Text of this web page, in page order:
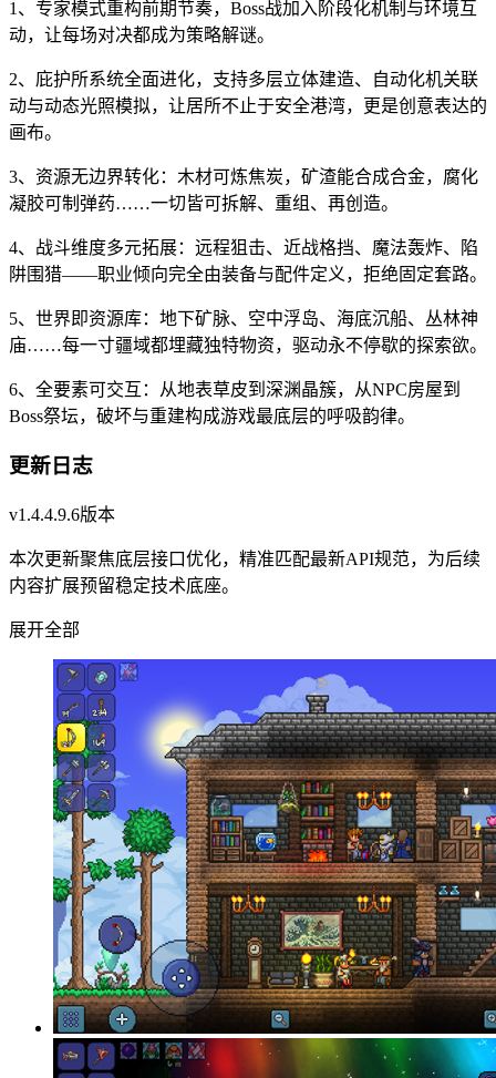
1、专家模式重构前期节奏，Boss战加入阶段化机制与环境互
动，让每场对决都成为策略解谜。
2、庇护所系统全面进化，支持多层立体建造、自动化机关联
动与动态光照模拟，让居所不止于安全港湾，更是创意表达的
画布。
3、资源无边界转化：木材可炼焦炭，矿渣能合成合金，腐化
凝胶可制弹药……一切皆可拆解、重组、再创造。
4、战斗维度多元拓展：远程狙击、近战格挡、魔法轰炸、陷
阱围猎——职业倾向完全由装备与配件定义，拒绝固定套路。
5、世界即资源库：地下矿脉、空中浮岛、海底沉船、丛林神
庙……每一寸疆域都埋藏独特物资，驱动永不停歇的探索欲。
6、全要素可交互：从地表草皮到深渊晶簇，从NPC房屋到
Boss祭坛，破坏与重建构成游戏最底层的呼吸韵律。
更新日志
v1.4.4.9.6版本
本次更新聚焦底层接口优化，精准匹配最新API规范，为后续
内容扩展预留稳定技术底座。
展开全部